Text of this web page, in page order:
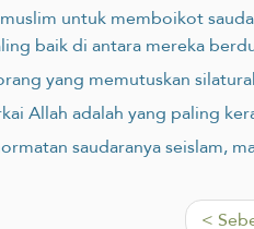
untuk memboikot
baik di antara mereka
yang memutuskan
Allah adalah yang paling
saudaranya seislam,
<